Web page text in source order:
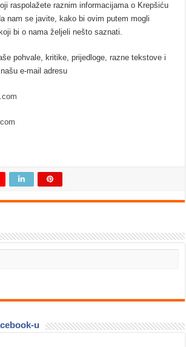
raspolažete raznim informacijama o Krepšiću
nam se javite, kako bi ovim putem mogli
bi o nama željeli nešto saznati.
pohvale, kritike, prijedloge, razne tekstove i
e-mail adresu
u